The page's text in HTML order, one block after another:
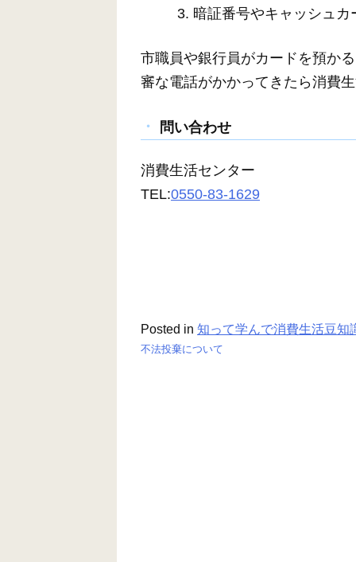
暗証番号やキャッシュ
市職員や銀行員がカードを預か
審な電話がかかってきたら消費
問い合わせ
消費生活センター
TEL:0550-83-1629
Posted in 知って学んで消費生活豆知
不法投棄について